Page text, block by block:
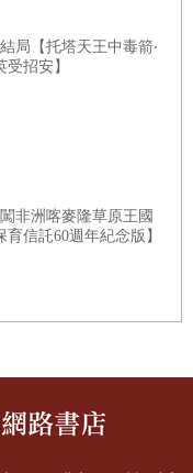
來了呢？讀者隨著
界裡，同喜同悲，
本趣味橫生，讓
」，作者想讓小朋
都是一樣的，會做
是作者想提醒你讀
一轍」，在類似的
後撒上一泡熱滾滾
男生各拉一根樹枝
局【托塔天王中毒箭‧
受招安】
非洲喀麥隆草原王國
育信託60週年紀念版】